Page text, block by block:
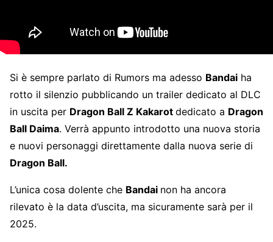
Si è sempre parlato di Rumors ma adesso Bandai ha
rotto il silenzio pubblicando un trailer dedicato al DLC
in uscita per Dragon Ball Z Kakarot dedicato a Dragon
Ball Daima. Verrà appunto introdotto una nuova storia
e nuovi personaggi direttamente dalla nuova serie di
Dragon Ball.
L’unica cosa dolente che Bandai non ha ancora
rilevato è la data d’uscita, ma sicuramente sarà per il
2025.